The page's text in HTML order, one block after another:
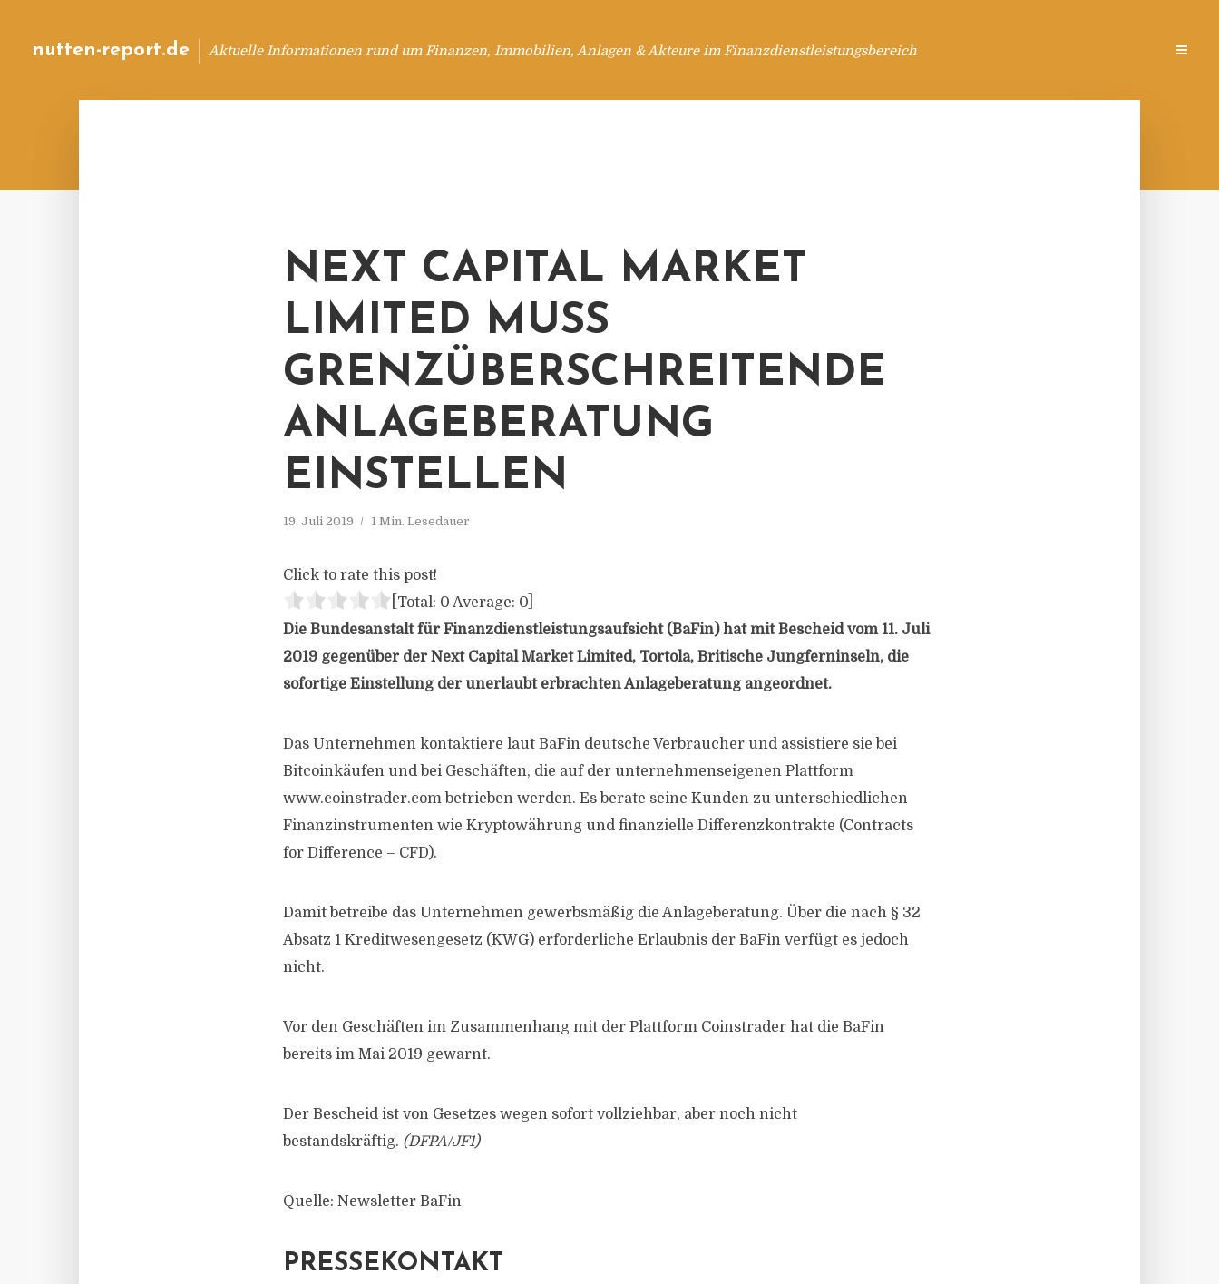
nutten-report.de Aktuelle Informationen rund um Finanzen, Immobilien, Anlagen & Akteure im Finanzdienstleistungsbereich
NEXT CAPITAL MARKET
LIMITED MUSS
GRENZÜBERSCHREITENDE
ANLAGEBERATUNG
EINSTELLEN
19. Juli 2019 1 Min. Lesedauer
Click to rate this post!
[Total: 0 Average: 0
Die Bundesanstalt für Finanzdienstleistungsaufsicht (BaFin) hat mit Bescheid vom 11. Juli
2019 gegenüber der Next Capital Market Limited, Tortola, Britische Jungferninseln, die
sofortige Einstellung der unerlaubt erbrachten Anlageberatung angeordnet.
Das Unternehmen kontaktiere laut BaFin deutsche Verbraucher und assistiere sie bei
Bitcoinkäufen und bei Geschäften, die auf der unternehmenseigenen Plattform
www.coinstrader.com betrieben werden. Es berate seine Kunden zu unterschiedlichen
Finanzinstrumenten wie Kryptowährung und finanzielle Differenzkontrakte (Contracts
for Difference – CFD).
Damit betreibe das Unternehmen gewerbsmäßig die Anlageberatung. Über die nach § 32
Absatz 1 Kreditwesengesetz (KWG) erforderliche Erlaubnis der BaFin verfügt es jedoch
nicht.
Vor den Geschäften im Zusammenhang mit der Plattform Coinstrader hat die BaFin
bereits im Mai 2019 gewarnt.
Der Bescheid ist von Gesetzes wegen sofort vollziehbar, aber noch nicht
bestandskräftig. (DFPA/JF1)
Quelle: Newsletter BaFin
PRESSEKONTAKT